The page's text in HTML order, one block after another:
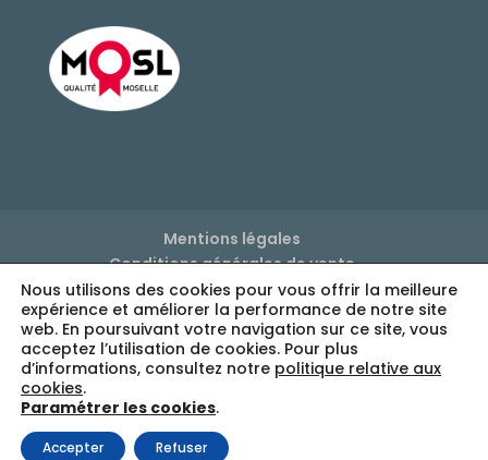
Mentions légales
Conditions générales de vente
Politique de confidentialité
Réglage des cookies
Nous utilisons des cookies pour vous offrir la meilleure
expérience et améliorer la performance de notre site
web. En poursuivant votre navigation sur ce site, vous
acceptez l’utilisation de cookies. Pour plus
d’informations, consultez notre politique relative aux
cookies.
Paramétrer les cookies.
Accepter Refuser